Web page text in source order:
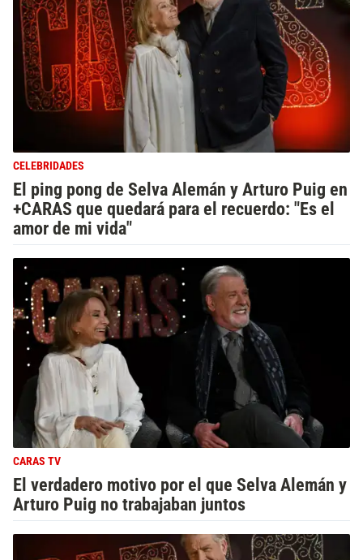
CELEBRIDADES
El ping pong de Selva Alemán y Arturo Puig en
+CARAS que quedará para el recuerdo: "Es el
amor de mi vida"
CARAS TV
El verdadero motivo por el que Selva Alemán y
Arturo Puig no trabajaban juntos